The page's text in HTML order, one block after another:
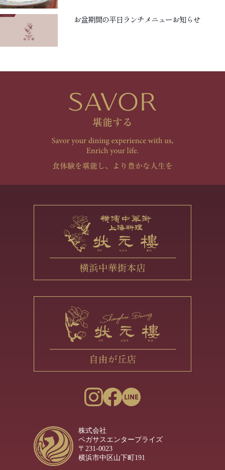
お盆期間の平日ランチメニューお知らせ
株式会社
ペガサスエンタープライズ
〒231-0023
横浜市中区山下町191